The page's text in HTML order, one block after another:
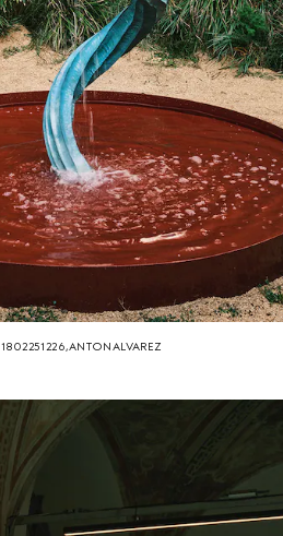
1802251226, ANTON ALVAREZ